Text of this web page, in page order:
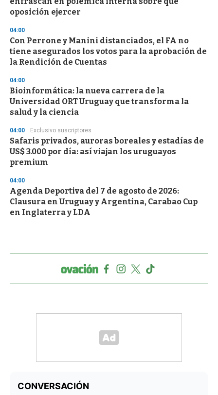
oposición ejercer
04:00
Con Perrone y Manini distanciados, el FA no
tiene asegurados los votos para la aprobación de
la Rendición de Cuentas
04:00
Bioinformática: la nueva carrera de la
Universidad ORT Uruguay que transforma la
salud y la ciencia
04:00 Exclusivo suscriptores
Safaris privados, auroras boreales y estadías de
US$ 3.000 por día: así viajan los uruguayos
premium
04:00
Agenda Deportiva del 7 de agosto de 2026:
Clausura en Uruguay y Argentina, Carabao Cup
en Inglaterra y LDA